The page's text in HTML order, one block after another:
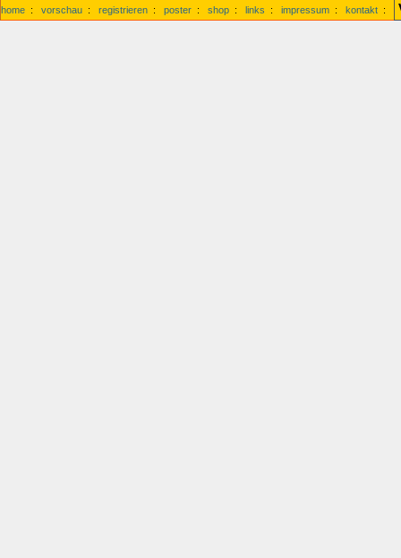
home : vorschau : registrieren : poster : shop : links : impressum : kontakt :